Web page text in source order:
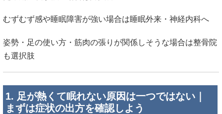
むずむず感や睡眠障害が強い場合は睡眠外来・神経内科へ
姿勢・足の使い方・筋肉の張りが関係しそうな場合は整骨院
も選択肢
1. 足が熱くて眠れない原因は一つではない｜
まずは症状の出方を確認しよう